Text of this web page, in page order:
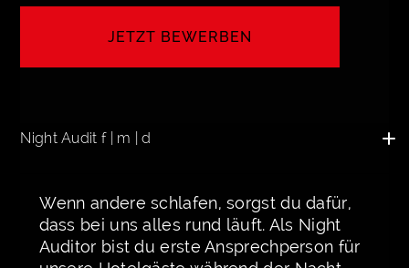
JETZT BEWERBEN
Night Audit f | m | d
Wenn andere schlafen, sorgst du dafür,
dass bei uns alles rund läuft. Als Night
Auditor bist du erste Ansprechperson für